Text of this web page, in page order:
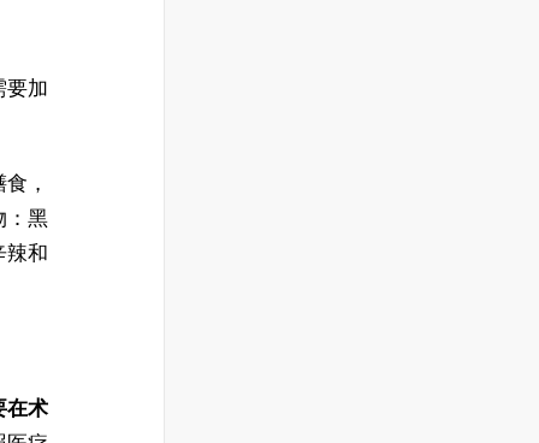
要加
，
：黑
辣和
在术